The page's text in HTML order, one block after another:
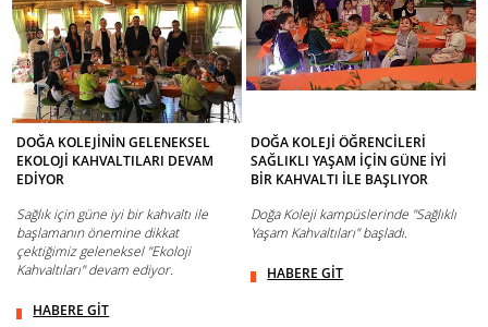
DOĞA KOLEJİNİN GELENEKSEL
EKOLOJİ KAHVALTILARI DEVAM
EDİYOR
Sağlık için güne iyi bir kahvaltı ile
başlamanın önemine dikkat
çektiğimiz geleneksel "Ekoloji
Kahvaltıları" devam ediyor.
HABERE GİT
DOĞA KOLEJİ ÖĞRENCİLERİ
SAĞLIKLI YAŞAM İÇİN GÜNE İYİ
BİR KAHVALTI İLE BAŞLIYOR
Doğa Koleji kampüslerinde "Sağlıklı
Yaşam Kahvaltıları" başladı.
HABERE GİT